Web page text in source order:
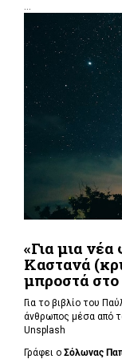
...
«Για μια
Καστανά
μπροστά
Για το βιβλίο του
άνθρωπος μέσα από
Unsplash
Γράφει ο Σόλωνας